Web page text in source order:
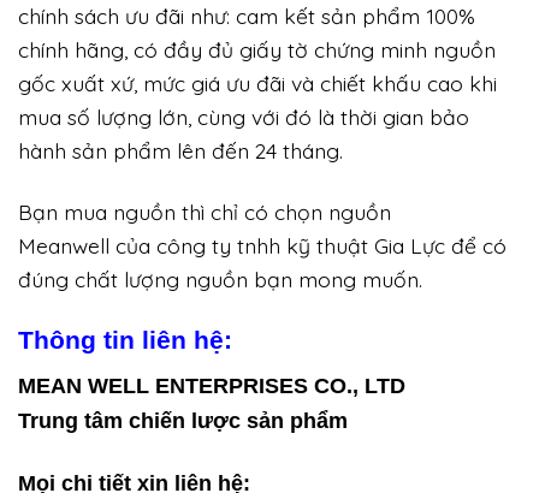
chính sách ưu đãi như: cam kết sản phẩm 100%
chính hãng, có đầy đủ giấy tờ chứng minh nguồn
gốc xuất xứ, mức giá ưu đãi và chiết khấu cao khi
mua số lượng lớn, cùng với đó là thời gian bảo
hành sản phẩm lên đến 24 tháng.
Bạn mua nguồn thì chỉ có chọn nguồn
Meanwell của công ty tnhh kỹ thuật Gia Lực để có
đúng chất lượng nguồn bạn mong muốn.
Thông tin liên hệ:
MEAN WELL ENTERPRISES CO., LTD
Trung tâm chiến lược sản phẩm
Mọi chi tiết xin liên hệ: